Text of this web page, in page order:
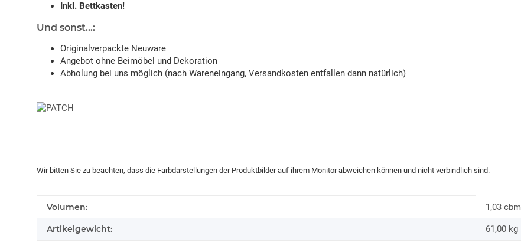
Inkl. Bettkasten!
Und sonst...:
Originalverpackte Neuware
Angebot ohne Beimöbel und Dekoration
Abholung bei uns möglich (nach Wareneingang, Versandkosten entfallen dann natürlich)
Wir bitten Sie zu beachten, dass die Farbdarstellungen der Produktbilder auf ihrem Monitor abweichen können und nicht verbindlich sind.
Produkteigenschaft
Wert
Volumen: 1,03 cbm
Artikelgewicht: 61,00 kg